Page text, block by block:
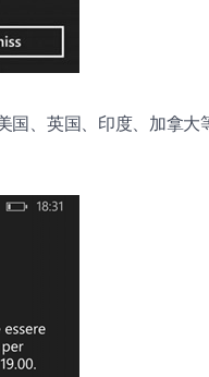
国、英国、印度、加拿大